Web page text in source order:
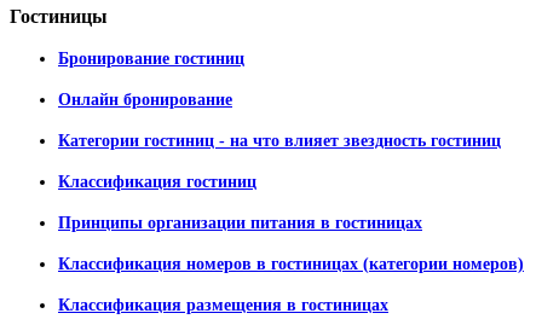
Гостиницы
Бронирование гостиниц
Онлайн бронирование
Категории гостиниц - на что влияет звездность гостиниц
Классификация гостиниц
Принципы организации питания в гостиницах
Классификация номеров в гостиницах (категории номеров)
Классификация размещения в гостиницах